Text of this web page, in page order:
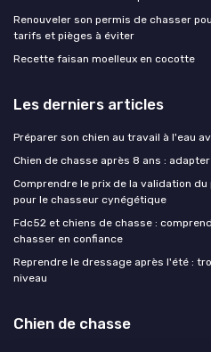
Renouveler son permis de chasser
tarifs et pièges à éviter
Recette faisan moelleux en cocotte
Les derniers articles
Préparer son chien au travail à l'eau
Chien de chasse après 8 ans :
Comprendre le prix de la validation
pour le chasseur cynégétique
Fdc52 et chiens de chasse :
chasser en confiance
Reprendre le dressage après l'été :
niveau
Chien de chasse